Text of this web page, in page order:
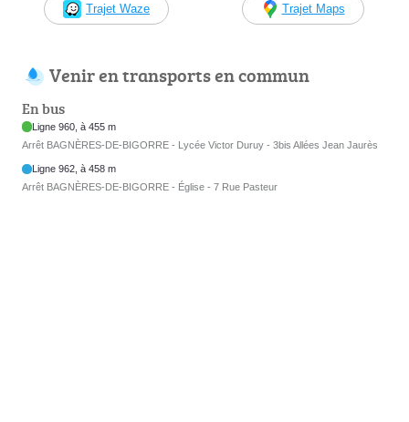
Trajet Waze Trajet Maps
Venir en transports en commun
En bus
Ligne 960, à 455 m
Arrêt BAGNÈRES-DE-BIGORRE - Lycée Victor Duruy - 3bis Allées Jean Jaurès
Ligne 962, à 458 m
Arrêt BAGNÈRES-DE-BIGORRE - Église - 7 Rue Pasteur